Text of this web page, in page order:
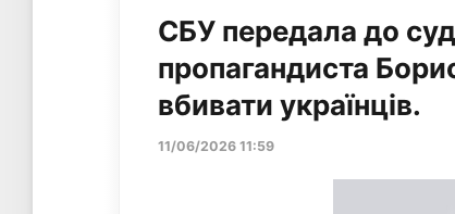
СБУ передала до
пропагандиста
вбивати українців.
11/06/2026 11:59